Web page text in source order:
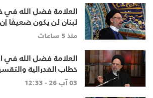
العلامة فضل الله في
لبنان لن يكون ضعيفًا
وخرج الجميع من
منذ 5 ساعات
العلامة فضل الله في
خطاب الفدرالية
مصلحة أحد
03 آب 26 - 12:33